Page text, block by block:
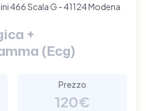
466 Scala G - 41124 Modena
+
(Ecg)
Prezzo
120€